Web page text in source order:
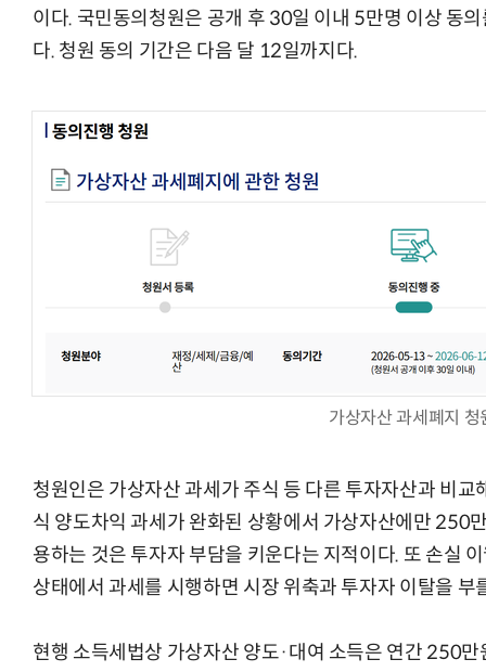
이다. 국민동의청원은 공개 후 30일 이내 5만명 이상 동
다. 청원 동의 기간은 다음 달 12일까지다.
가상자산 과세폐지 청
청원인은 가상자산 과세가 주식 등 다른 투자자산과 비
식 양도차익 과세가 완화된 상황에서 가상자산에만 250
용하는 것은 투자자 부담을 키운다는 지적이다. 또 손실
상태에서 과세를 시행하면 시장 위축과 투자자 이탈을 부
현행 소득세법상 가상자산 양도·대여 소득은 연간 250